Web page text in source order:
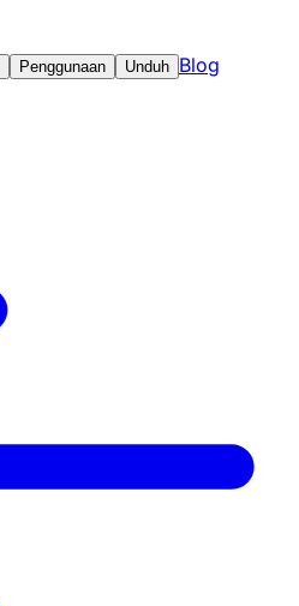
Penggunaan Unduh Blog